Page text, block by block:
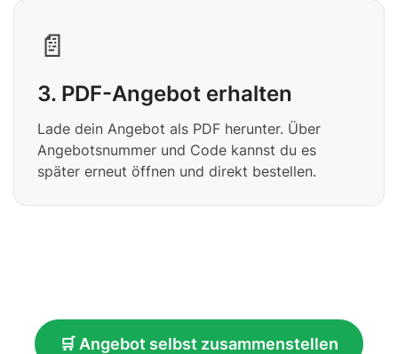
📄
3. PDF-Angebot erhalten
Lade dein Angebot als PDF herunter. Über
Angebotsnummer und Code kannst du es
später erneut öffnen und direkt bestellen.
🛒 Angebot selbst zusammenstellen